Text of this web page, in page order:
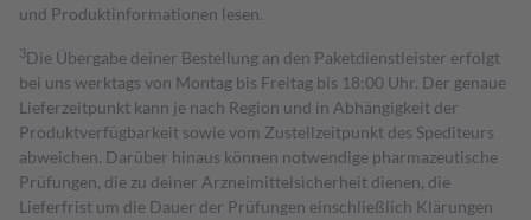
und Produktinformationen lesen.
3Die Übergabe deiner Bestellung an den Paketdienstleister erfolgt
bei uns werktags von Montag bis Freitag bis 18:00 Uhr. Der genaue
Lieferzeitpunkt kann je nach Region und in Abhängigkeit der
Produktverfügbarkeit sowie vom Zustellzeitpunkt des Spediteurs
abweichen. Darüber hinaus können notwendige pharmazeutische
Prüfungen, die zu deiner Arzneimittelsicherheit dienen, die
Lieferfrist um die Dauer der Prüfungen einschließlich Klärungen